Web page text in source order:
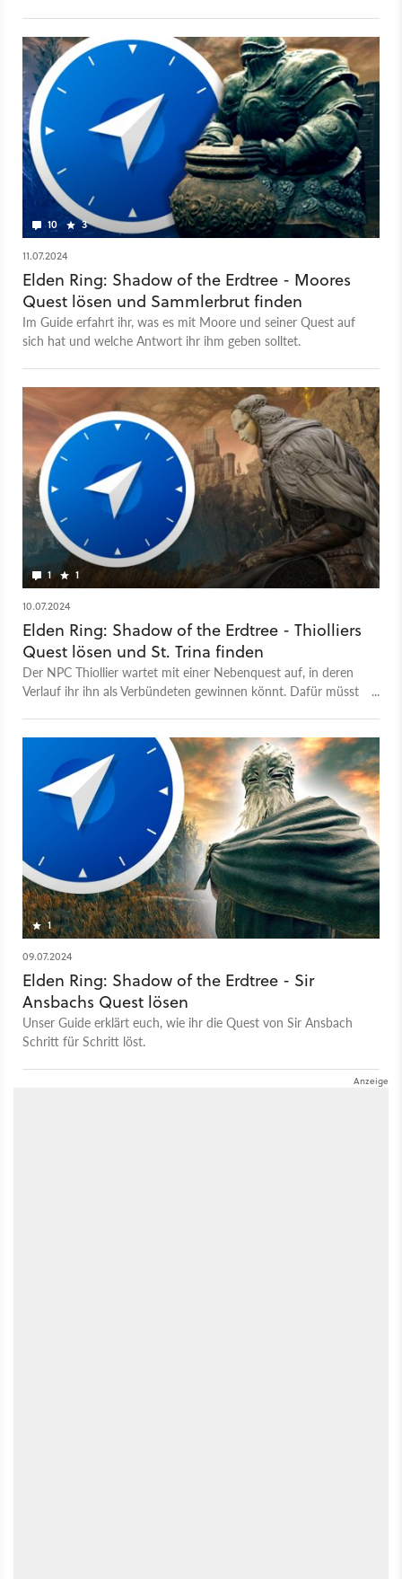
10 3
11.07.2024
Elden Ring: Shadow of the Erdtree - Moores
Quest lösen und Sammlerbrut finden
Im Guide erfahrt ihr, was es mit Moore und seiner Quest auf
sich hat und welche Antwort ihr ihm geben solltet.
1 1
10.07.2024
Elden Ring: Shadow of the Erdtree - Thiolliers
Quest lösen und St. Trina finden
Der NPC Thiollier wartet mit einer Nebenquest auf, in deren
Verlauf ihr ihn als Verbündeten gewinnen könnt. Dafür müsst
1
09.07.2024
Elden Ring: Shadow of the Erdtree - Sir
Ansbachs Quest lösen
Unser Guide erklärt euch, wie ihr die Quest von Sir Ansbach
Schritt für Schritt löst.